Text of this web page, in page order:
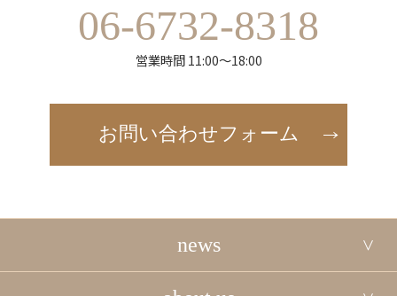
06-6732-8318
営業時間 11:00～18:00
お問い合わせフォーム
news